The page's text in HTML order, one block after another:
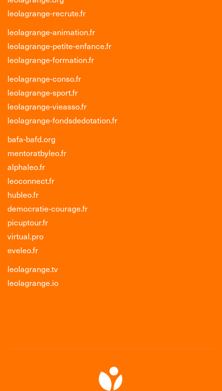
leolagrange-recrute.fr
leolagrange-animation.fr
leolagrange-petite-enfance.fr
leolagrange-formation.fr
leolagrange-conso.fr
leolagrange-sport.fr
leolagrange-vieasso.fr
leolagrange-fondsdedotation.fr
bafa-bafd.org
mentoratbyleo.fr
alphaleo.fr
leoconnect.fr
hubleo.fr
democratie-courage.fr
picuptour.fr
virtual.pro
eveleo.fr
leolagrange.tv
leolagrange.io